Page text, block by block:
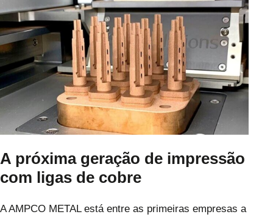
A próxima geração de impressão
com ligas de cobre
A AMPCO METAL está entre as primeiras empresas a